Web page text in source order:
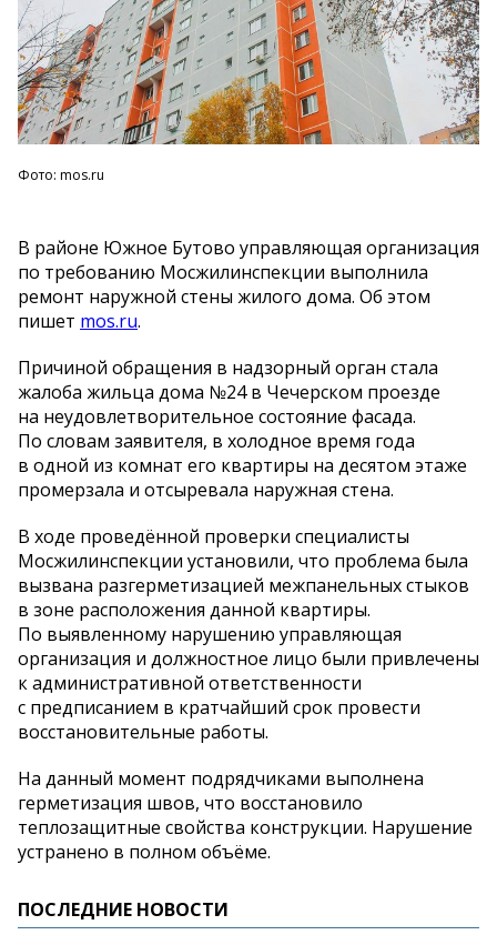
Фото: mos.ru
В районе Южное Бутово управляющая организация
по требованию Мосжилинспекции выполнила
ремонт наружной стены жилого дома. Об этом
пишет mos.ru.
Причиной обращения в надзорный орган стала
жалоба жильца дома №24 в Чечерском проезде
на неудовлетворительное состояние фасада.
По словам заявителя, в холодное время года
в одной из комнат его квартиры на десятом этаже
промерзала и отсыревала наружная стена.
В ходе проведённой проверки специалисты
Мосжилинспекции установили, что проблема была
вызвана разгерметизацией межпанельных стыков
в зоне расположения данной квартиры.
По выявленному нарушению управляющая
организация и должностное лицо были привлечены
кадминистративной ответственности
с предписанием в кратчайший срок провести
восстановительные работы.
На данный момент подрядчиками выполнена
герметизация швов, что восстановило
теплозащитные свойства конструкции. Нарушение
устранено в полном объёме.
ПОСЛЕДНИЕ НОВОСТИ